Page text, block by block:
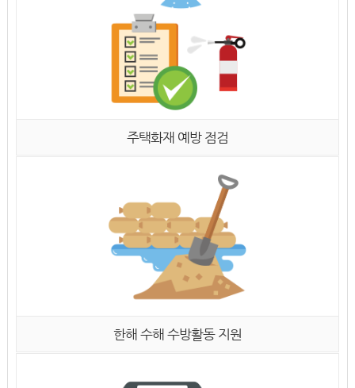
주택화재 예방 점검
한해 수해 수방활동 지원